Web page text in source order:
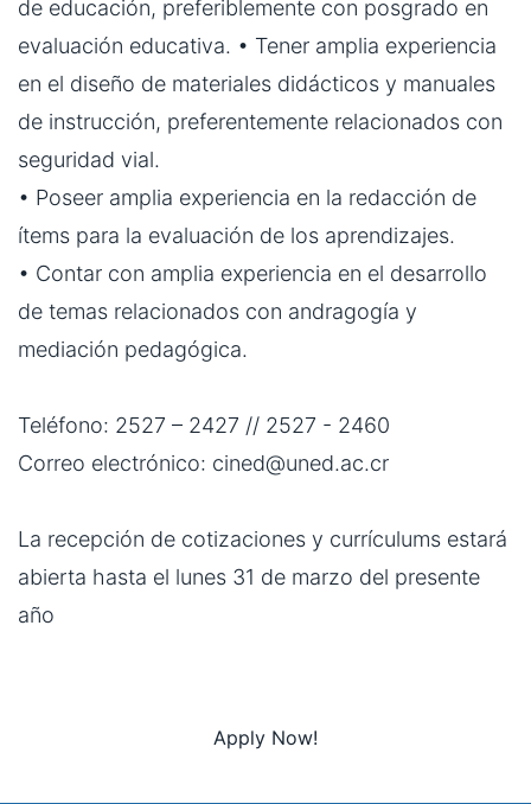
de educación, preferiblemente con posgrado en
evaluación educativa. • Tener amplia experiencia
en el diseño de materiales didácticos y manuales
de instrucción, preferentemente relacionados con
seguridad vial.
• Poseer amplia experiencia en la redacción de
ítems para la evaluación de los aprendizajes.
• Contar con amplia experiencia en el desarrollo
de temas relacionados con andragogía y
mediación pedagógica.
Teléfono: 2527 – 2427 // 2527 - 2460
Correo electrónico: cined@uned.ac.cr
La recepción de cotizaciones y currículums estará
abierta hasta el lunes 31 de marzo del presente
año
Apply Now!